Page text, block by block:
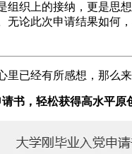
组织上的接纳，更是思
无论此次申请结果如何
里已经有所感想，那么
书，轻松获得高水平原